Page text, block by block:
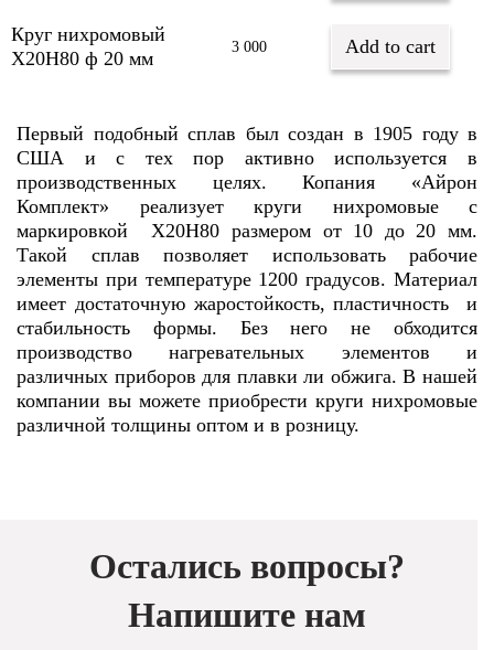
Круг нихромовый
Х20Н80 ф 20 мм
3 000 Add to cart
Первый подобный сплав был создан в 1905 году в
США и с тех пор активно используется в
производственных целях. Копания «Айрон
Комплект» реализует круги нихромовые с
маркировкой Х20Н80 размером от 10 до 20 мм.
Такой сплав позволяет использовать рабочие
элементы при температуре 1200 градусов. Материал
имеет достаточную жаростойкость, пластичность и
стабильность формы. Без него не обходится
производство нагревательных элементов и
различных приборов для плавки ли обжига. В нашей
компании вы можете приобрести круги нихромовые
различной толщины оптом и в розницу.
Остались вопросы?
Напишите нам